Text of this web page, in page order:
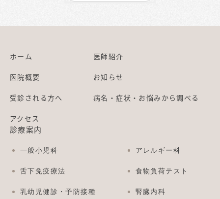
ホーム 医師紹介
医院概要 お知らせ
受診される方へ 病名・症状・お悩みから調べる
アクセス
診療案内
一般小児科 アレルギー科
舌下免疫療法 食物負荷テスト
乳幼児健診・予防接種 腎臓内科